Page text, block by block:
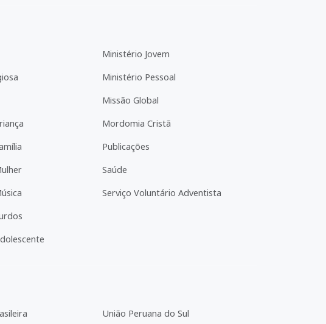
Ministério Jovem
Ministério Pessoal
Missão Global
Mordomia Cristã
Publicações
Saúde
Serviço Voluntário Adventista
União Peruana do Sul